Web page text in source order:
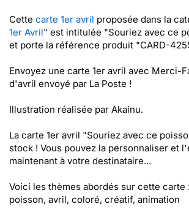
Cette carte 1er avril proposée dans la
1er Avril" est intitulée "Souriez avec ce
et porte la référence produit "CARD-
Envoyez une carte 1er avril avec Merci-
d'avril envoyé par La Poste !
Illustration réalisée par Akainu.
La carte 1er avril "Souriez avec ce
stock ! Vous pouvez la personnaliser et
maintenant à votre destinataire...
Voici les thèmes abordés sur cette carte
poisson, avril, coloré, créatif, animation